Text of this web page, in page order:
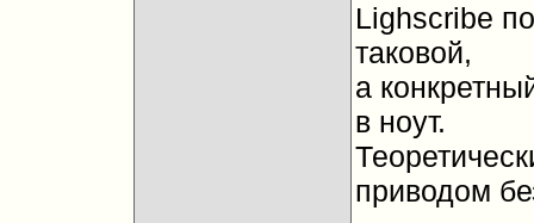
Lighscribe
таковой,
а
в ноут.
приводом